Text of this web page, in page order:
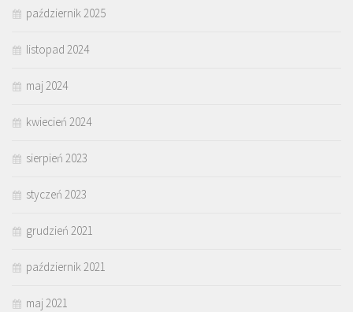
październik 2025
listopad 2024
maj 2024
kwiecień 2024
sierpień 2023
styczeń 2023
grudzień 2021
październik 2021
maj 2021